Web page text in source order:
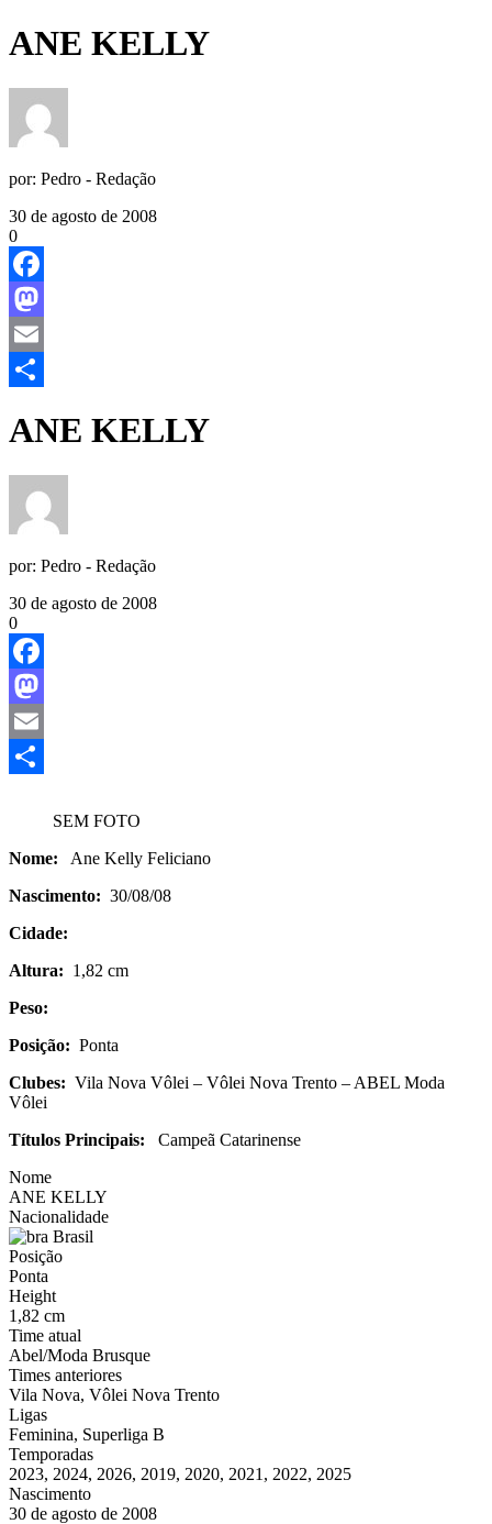
ANE KELLY
por: Pedro - Redação
30 de agosto de 2008
0
Facebook
Mastodon
Email
ANE KELLY
por: Pedro - Redação
30 de agosto de 2008
0
Facebook
Mastodon
Email
SEM FOTO
Nome: Ane Kelly Feliciano
Nascimento: 30/08/08
Cidade:
Altura: 1,82 cm
Peso:
Posição: Ponta
Clubes: Vila Nova Vôlei – Vôlei Nova Trento – ABEL Moda
Vôlei
Títulos Principais: Campeã Catarinense
Nome
ANE KELLY
Nacionalidade
Brasil
Posição
Ponta
Height
1,82 cm
Time atual
Abel/Moda Brusque
Times anteriores
Vila Nova, Vôlei Nova Trento
Ligas
Feminina, Superliga B
Temporadas
2023, 2024, 2026, 2019, 2020, 2021, 2022, 2025
Nascimento
30 de agosto de 2008